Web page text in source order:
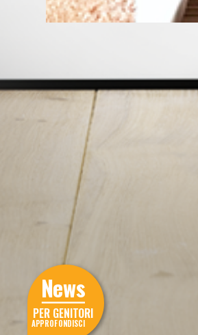
News
PER GENITORI
APPROFONDISCI